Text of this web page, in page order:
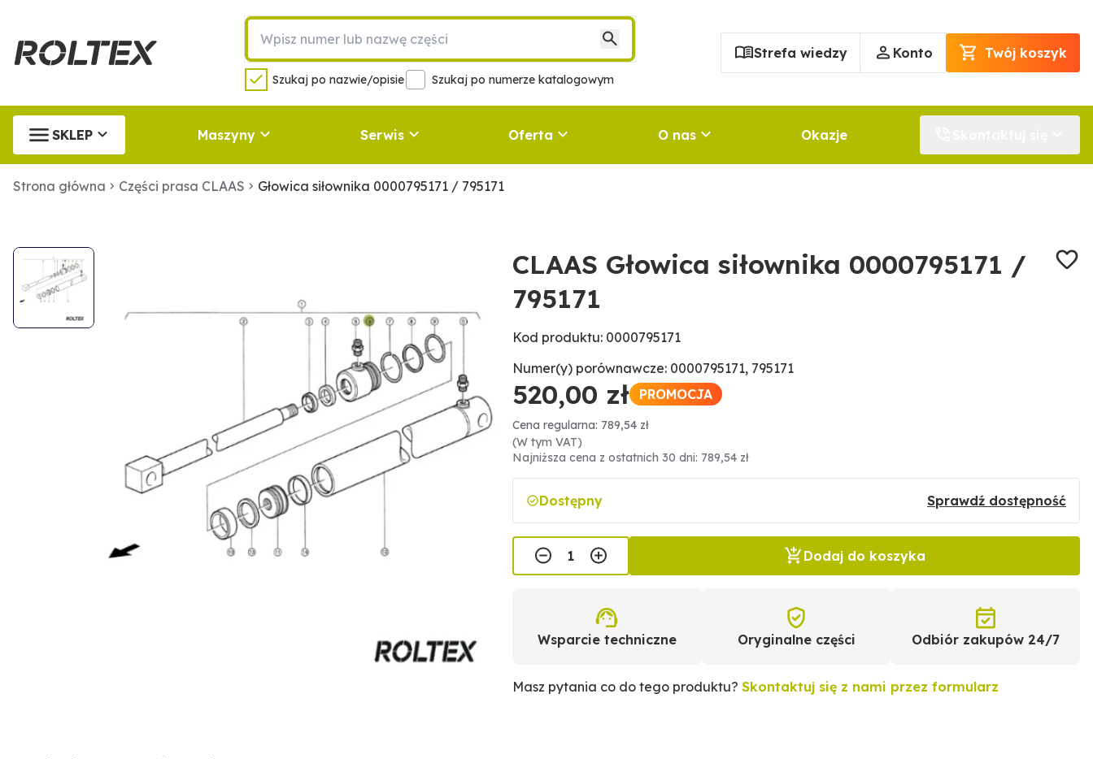
Szukaj po nazwie/opisie Szukaj po numerze katalogowym
Strefa wiedzy Konto Twój koszyk
SKLEP Maszyny Serwis Oferta O nas Okazje
Strona główna Części prasa CLAAS Głowica siłownika 0000795171 / 795171
CLAAS Głowica siłownika 0000795171 /
795171
Kod produktu: 0000795171
Numer(y) porównawcze: 0000795171, 795171
520,00 zł PROMOCJA
Cena regularna: 789,54 zł
(W tym VAT)
Najniższa cena z ostatnich 30 dni: 789,54 zł
Dostępny Sprawdź dostępność
Dodaj do koszyka
Wsparcie techniczne Oryginalne części Odbiór zakupów 24/7
Masz pytania co do tego produktu?Skontaktuj się z nami przez formularz